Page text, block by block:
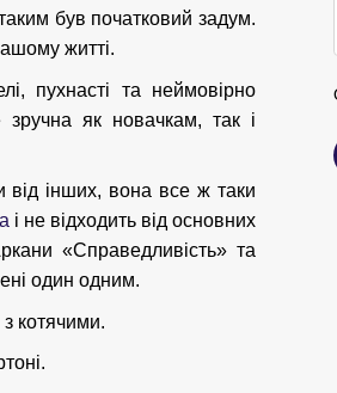
був початковий задум.
житті.
пухнасті та неймовірно
як новачкам, так і
від інших, вона все ж таки
і не відходить від основних
«Справедливість» та
один одним.
котячими.